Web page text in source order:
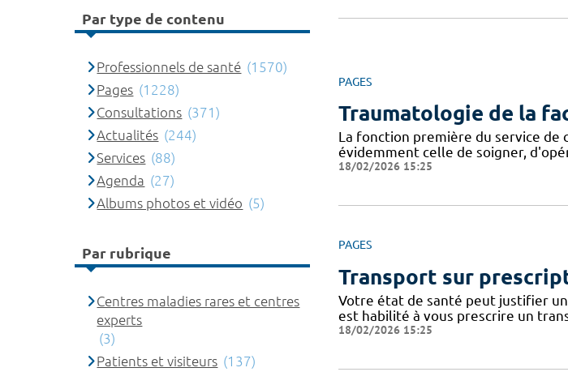
PAGES
Traumatologie de la
La fonction première du service
évidemment celle de soigner,
18/02/2026 15:25
PAGES
Transport sur
Votre état de santé peut justifier
est habilité à vous prescrire un
18/02/2026 15:25
Par type de contenu
Professionnels de santé (1570)
Pages (1228)
Consultations (371)
Actualités (244)
Services (88)
Agenda (27)
Albums photos et vidéo (5)
Par rubrique
Centres maladies rares et centres
experts
(3)
Patients et visiteurs (137)